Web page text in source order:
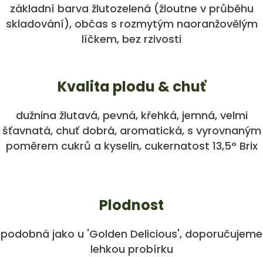
základní barva žlutozelená (žloutne v průběhu
skladování), občas s rozmytým naoranžovělým
líčkem, bez rzivosti
Kvalita plodu & chuť
dužnina žlutavá, pevná, křehká, jemná, velmi
šťavnatá, chuť dobrá, aromatická, s vyrovnaným
poměrem cukrů a kyselin, cukernatost 13,5° Brix
Plodnost
podobná jako u 'Golden Delicious', doporučujeme
lehkou probírku